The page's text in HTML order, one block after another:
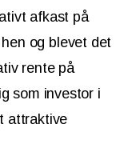
afkast på
og blevet det
rente på
som investor i
attraktive